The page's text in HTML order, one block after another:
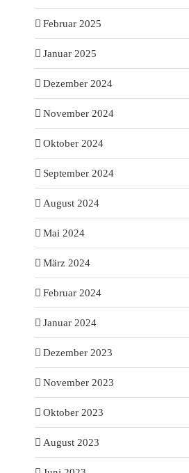
Februar 2025
Januar 2025
Dezember 2024
November 2024
Oktober 2024
September 2024
August 2024
Mai 2024
März 2024
Februar 2024
Januar 2024
Dezember 2023
November 2023
Oktober 2023
August 2023